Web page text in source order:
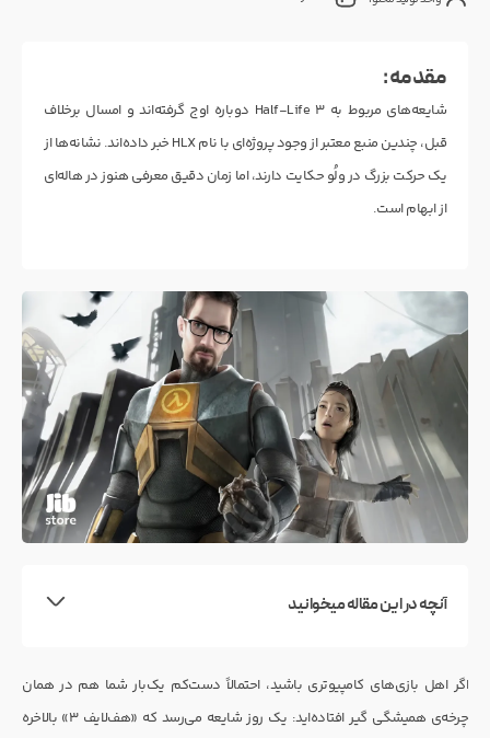
مقدمه :
شایعه‌های مربوط به Half-Life 3 دوباره اوج گرفته‌اند و امسال برخلاف
قبل، چندین منبع معتبر از وجود پروژه‌ای با نام HLX خبر داده‌اند. نشانه‌ها از
یک حرکت بزرگ در ولُو حکایت دارند، اما زمان دقیق معرفی هنوز در هاله‌ای
از ابهام است.
آنچه در این مقاله میخوانید
اگر اهل بازی‌های کامپیوتری باشید، احتمالاً دست‌کم یک‌بار شما هم در همان
چرخه‌ی همیشگی گیر افتاده‌اید: یک روز شایعه می‌رسد که «هف‌لایف 3» بالاخره